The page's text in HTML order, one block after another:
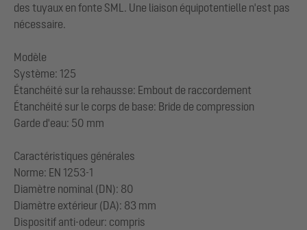
des tuyaux en fonte SML. Une liaison équipotentielle n'est pas
nécessaire.
Modèle
Système: 125
Étanchéité sur la rehausse: Embout de raccordement
Étanchéité sur le corps de base: Bride de compression
Garde d'eau: 50 mm
Caractéristiques générales
Norme: EN 1253-1
Diamètre nominal (DN): 80
Diamètre extérieur (DA): 83 mm
Dispositif anti-odeur: compris